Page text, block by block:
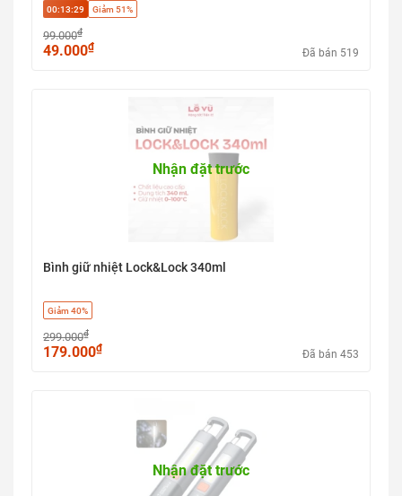
00:13:28 Giảm 51%
99.000₫
49.000₫ Đã bán 519
Nhận đặt trước
Bình giữ nhiệt Lock&Lock 340ml
Giảm 40%
299.000₫
179.000₫ Đã bán 453
Nhận đặt trước